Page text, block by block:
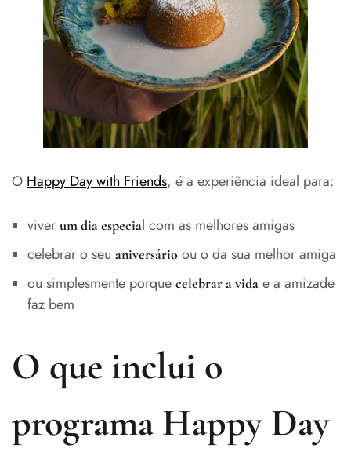
O Happy Day with Friends, é a experiência ideal para:
viver um dia especial com as melhores amigas
celebrar o seu aniversárioou o da sua melhor amiga
ou simplesmente porque celebrar a vidae a amizade
faz bem
O que inclui o
programa Happy Day